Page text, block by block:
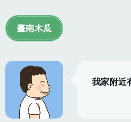
臺南木瓜
我家附近